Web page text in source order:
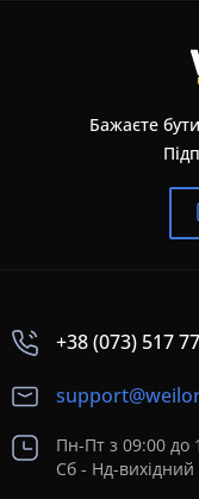
Бажаєте
+38 (073) 517
Пн-Пт з 09:00 до
Сб - Нд-вихідний